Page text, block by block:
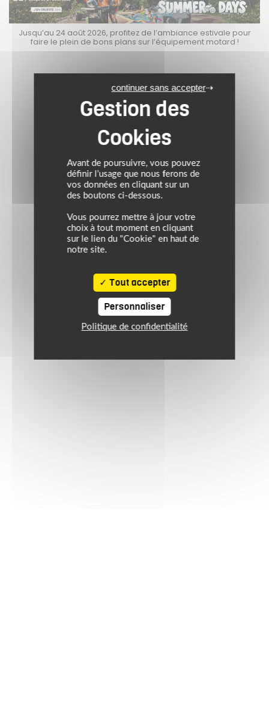
Jusqu’au 24 août 2026, profitez de l’ambiance estivale pour
faire le plein de bons plans sur l’équipement motard !
Avant de poursuivre, vous pouvez
définir l’usage que nous ferons de
vos données en cliquant sur un
des boutons ci-dessous.
Vous pourrez mettre à jour votre
choix à tout moment en cliquant
sur le lien du "Cookie" en haut de
notre site.
Tout accepter
continuer sans accepter
Personnaliser
Politique de confidentialité